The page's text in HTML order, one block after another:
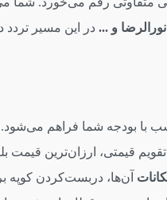
و ... در این مسیر تردد
تهران از وب‌سایت قاصدک 24 امکان
تقویم قیمتی،
آن‌ها، دربست‌کردن کوپه